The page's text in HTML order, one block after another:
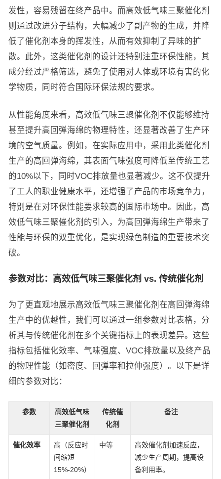
发性，容易残留在终产品中。而高效低气味三聚催化剂
则通过改进分子结构，大幅减少了副产物的生成，并降
低了催化剂本身的挥发性，从而有效抑制了异味的扩
散。此外，这类催化剂的设计还特别注重环保性能，其
成分经过严格筛选，避免了使用对人体或环境有害的化
学物质，同时符合国际环保法规的要求。
从性能角度来看，高效低气味三聚催化剂不仅能够维持
甚至提升高回弹海绵的物理特性，还显著改善了生产环
境的空气质量。例如，在实际应用中，采用此类催化剂
生产的高回弹海绵，其表面气味强度可降低至传统工艺
的10%以下，同时VOC排放量也显著减少。这不仅提升
了工人的职业健康水平，还增强了产品的市场竞争力，
特别是在对环保性能要求较高的国际市场中。因此，高
效低气味三聚催化剂的引入，为高回弹海绵生产带来了
性能与环保的双重优化，是实现绿色制造的重要技术突
破。
参数对比：高效低气味三聚催化剂 vs. 传统催化剂
为了更直观地展示高效低气味三聚催化剂在高回弹海绵
生产中的优越性，我们可以通过一组参数对比表格，分
析其与传统催化剂在多个关键指标上的表现差异。这些
指标包括催化效率、气味强度、VOC排放量以及终产品
的物理性能（如密度、回弹率和拉伸强度）。以下是详
细的参数对比：
参数
高效低气味
三聚催化剂
传统催
化剂
备注
催化效率
高（反应时
间缩短
15%-20%）
中等
高效催化剂加速反应，
减少生产周期，提高设
备利用率。